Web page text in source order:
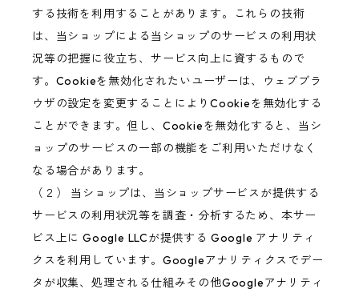
する技術を利用することがあります。これらの技術
は、当ショップによる当ショップのサービスの利用状
況等の把握に役立ち、サービス向上に資するもので
す。Cookieを無効化されたいユーザーは、ウェブブラ
ウザの設定を変更することによりCookieを無効化する
ことができます。但し、Cookieを無効化すると、当シ
ョップのサービスの一部の機能をご利用いただけなく
なる場合があります。
（２） 当ショップは、当ショップサービスが提供する
サービスの利用状況等を調査・分析するため、本サー
ビス上に Google LLCが提供する Google アナリティ
クスを利用しています。Googleアナリティクスでデー
タが収集、処理される仕組みその他Googleアナリティ